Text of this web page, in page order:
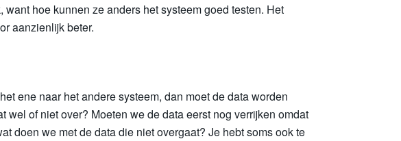
want hoe kunnen ze anders het systeem goed testen. Het
aanzienlijk beter.
ene naar het andere systeem, dan moet de data worden
wel of niet over? Moeten we de data eerst nog verrijken omdat
doen we met de data die niet overgaat? Je hebt soms ook te